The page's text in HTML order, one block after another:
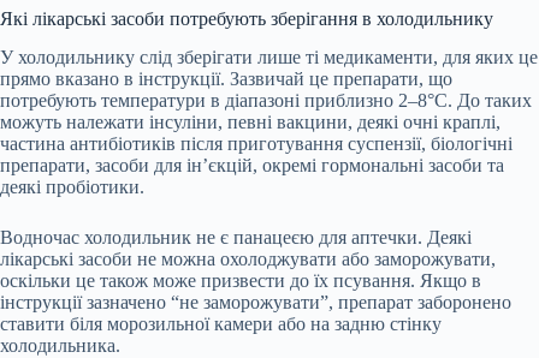
Які лікарські засоби потребують зберігання в холодильнику
У холодильнику слід зберігати лише ті медикаменти, для яких це
прямо вказано в інструкції. Зазвичай це препарати, що
потребують температури в діапазоні приблизно 2–8°C. До таких
можуть належати інсуліни, певні вакцини, деякі очні краплі,
частина антибіотиків після приготування суспензії, біологічні
препарати, засоби для ін’єкцій, окремі гормональні засоби та
деякі пробіотики.
Водночас холодильник не є панацеєю для аптечки. Деякі
лікарські засоби не можна охолоджувати або заморожувати,
оскільки це також може призвести до їх псування. Якщо в
інструкції зазначено “не заморожувати”, препарат заборонено
ставити біля морозильної камери або на задню стінку
холодильника.